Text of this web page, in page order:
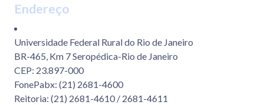
Endereço
Universidade Federal Rural do Rio de Janeiro
BR-465, Km 7 Seropédica-Rio de Janeiro
CEP: 23.897-000
FonePabx: (21) 2681-4600
Reitoria: (21) 2681-4610 / 2681-4611